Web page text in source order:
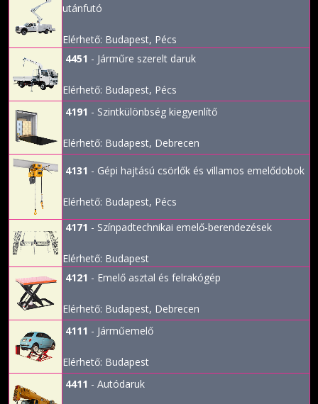
utánfutó
Elérhető: Budapest, Pécs
4451 - Járműre szerelt daruk
Elérhető: Budapest, Pécs
4191 - Szintkülönbség kiegyenlítő
Elérhető: Budapest, Debrecen
4131 - Gépi hajtású csörlők és villamos emelődobok
Elérhető: Budapest, Pécs
4171 - Színpadtechnikai emelő-berendezések
Elérhető: Budapest
4121 - Emelő asztal és felrakógép
Elérhető: Budapest, Debrecen
4111 - Járműemelő
Elérhető: Budapest
4411 - Autódaruk